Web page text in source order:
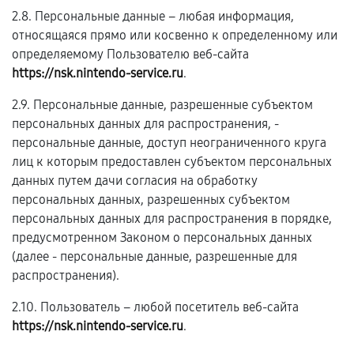
2.8. Персональные данные – любая информация,
относящаяся прямо или косвенно к определенному или
определяемому Пользователю веб-сайта
https://nsk.nintendo-service.ru.
2.9. Персональные данные, разрешенные субъектом
персональных данных для распространения, -
персональные данные, доступ неограниченного круга
лиц к которым предоставлен субъектом персональных
данных путем дачи согласия на обработку
персональных данных, разрешенных субъектом
персональных данных для распространения в порядке,
предусмотренном Законом о персональных данных
(далее - персональные данные, разрешенные для
распространения).
2.10. Пользователь – любой посетитель веб-сайта
https://nsk.nintendo-service.ru.